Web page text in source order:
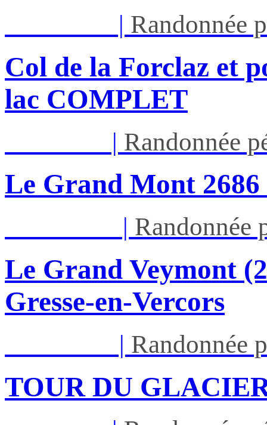
| Randonnée
Col de la Forclaz et
lac COMPLET
| Randonnée
Le Grand Mont
| Randonnée
Le Grand Veymont
Gresse-en-Vercors
| Randonnée
TOUR DU